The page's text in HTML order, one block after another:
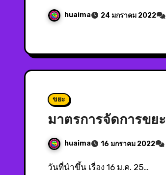
huaima 24 มกราคม 2022
ขยะ
มาตรการจัดการขยะ
huaima 16 มกราคม 2022
วันที่นำขึ้น เรื่อง 16 ม.ค. 25…